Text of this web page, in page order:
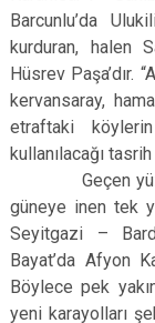
Barcunlu’da
kurduran, halen
Hüsrev Paşa’dır.
kervansaray,
etraftaki
kullanılacağı
Geçen yüzyıl
güneye inen tek
Seyitgazi –
Bayat’da Afyon
Böylece pek
yeni karayolları